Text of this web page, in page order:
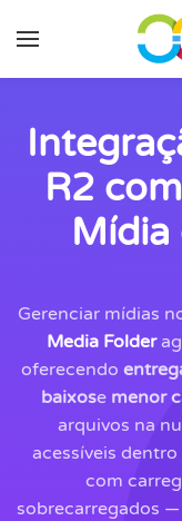
Pular para o
R2
Mídia
Gerenciar mídias
Media Folder
oferecendo
baixose menor
arquivos na
acessíveis
com
sobrecarregados